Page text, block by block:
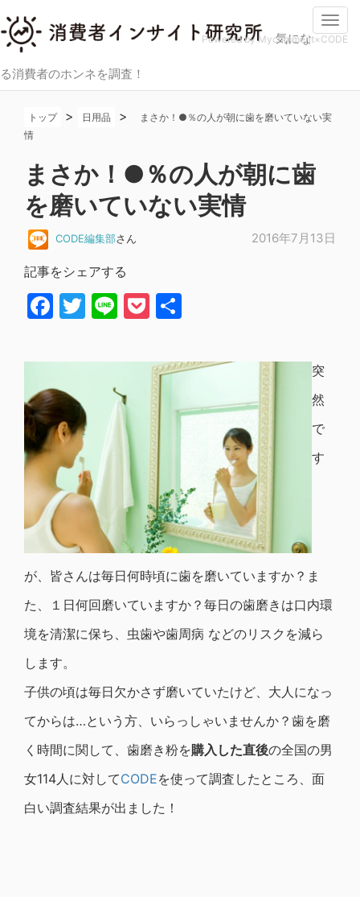
気にな
る消費者のホンネを調査！
Powered by Mycomment×CODE
トップ > 日用品 >
まさか！●％の人が朝に歯を磨いていない実
情
まさか！●％の人が朝に歯
を磨いていない実情
CODE編集部さん 2016年7月13日
記事をシェアする
Facebook
Twitter
LinePocket
突
然
で
す
が、皆さんは毎日何時頃に歯を磨いていますか？ま
た、１日何回磨いていますか？毎日の歯磨きは口内環
境を清潔に保ち、虫歯や歯周病 などのリスクを減ら
します。
子供の頃は毎日欠かさず磨いていたけど、大人になっ
てからは…という方、いらっしゃいませんか？歯を磨
く時間に関して、歯磨き粉を購入した直後の全国の男
女114人に対してCODEを使って調査したところ、面
白い調査結果が出ました！